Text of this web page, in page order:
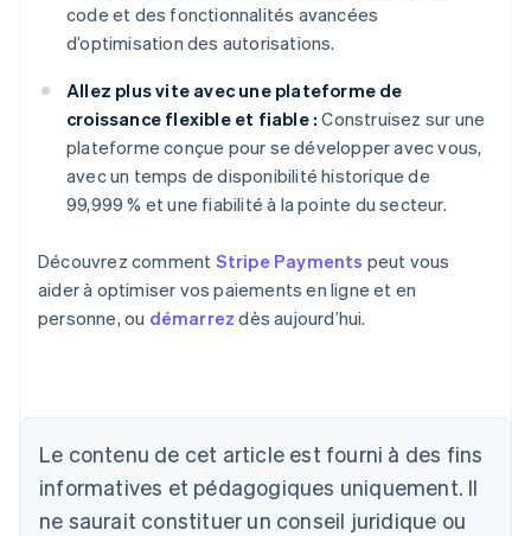
code et des fonctionnalités avancées
d’optimisation des autorisations.
Allez plus vite avec une plateforme de
croissance flexible et fiable : Construisez sur une
plateforme conçue pour se développer avec vous,
avec un temps de disponibilité historique de
99,999 % et une fiabilité à la pointe du secteur.
Découvrez comment Stripe Payments peut vous
aider à optimiser vos paiements en ligne et en
personne, ou démarrez dès aujourd’hui.
Le contenu de cet article est fourni à des fins
informatives et pédagogiques uniquement. Il
ne saurait constituer un conseil juridique ou
DeutschEnglish
Australie
English
Autriche
DeutschEnglish